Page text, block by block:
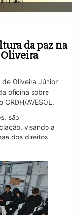
da paz na
Oliveira
de Oliveira Júnior
oficina sobre
AVESOL.
são
visando a
dos direitos